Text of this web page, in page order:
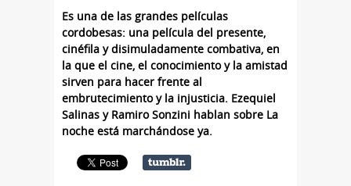
Es una de las grandes películas
cordobesas: una película del presente,
cinéfila y disimuladamente combativa, en
la que el cine, el conocimiento y la amistad
sirven para hacer frente al
embrutecimiento y la injusticia. Ezequiel
Salinas y Ramiro Sonzini hablan sobre La
noche está marchándose ya.